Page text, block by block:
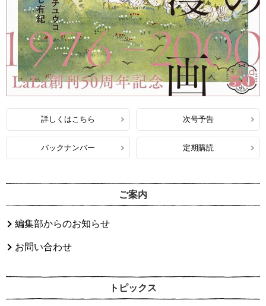
詳しくはこちら 次号予告
バックナンバー 定期購読
ご案内
編集部からのお知らせ
お問い合わせ
トピックス